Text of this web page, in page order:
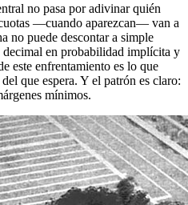
no pasa por adivinar quién
—cuando aparezcan— van a
no puede descontar a simple
en probabilidad implícita y
este enfrentamiento es lo que
que espera. Y el patrón es claro:
mínimos.